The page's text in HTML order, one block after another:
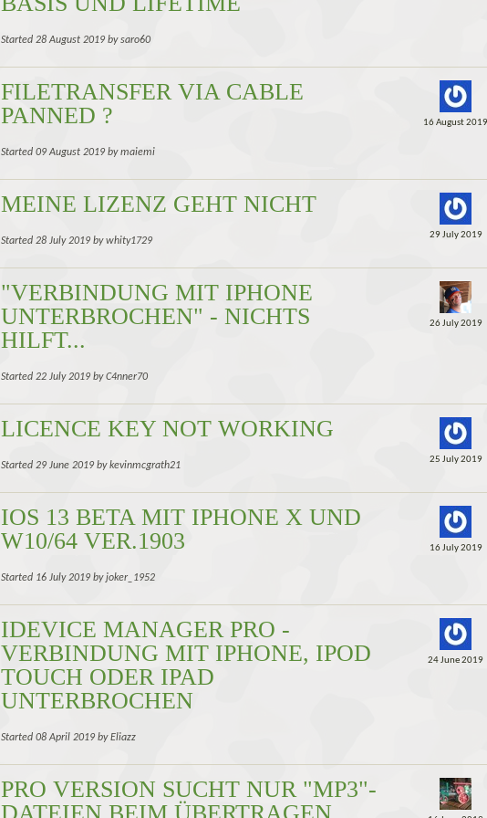
Started 28 August 2019 by saro60
FILETRANSFER VIA CABLE
PANNED ?
Started 09 August 2019 by maiemi
16 August
MEINE LIZENZ GEHT NICHT
Started 28 July 2019 by whity1729
29 July 2019
"VERBINDUNG MIT IPHONE
UNTERBROCHEN" - NICHTS
HILFT...
Started 22 July 2019 by C4nner70
26 July 2019
LICENCE KEY NOT WORKING
Started 29 June 2019 by kevinmcgrath21
25 July 2019
IOS 13 BETA MIT IPHONE X UND
W10/64 VER.1903
Started 16 July 2019 by joker_1952
16 July 2019
IDEVICE MANAGER PRO -
VERBINDUNG MIT IPHONE, IPOD
TOUCH ODER IPAD
UNTERBROCHEN
Started 08 April 2019 by Eliazz
24 June 2019
PRO VERSION SUCHT NUR "MP3"-